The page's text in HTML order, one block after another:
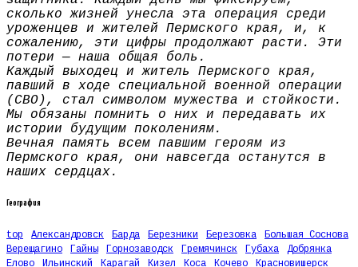
сколько жизней унесла эта операция среди
уроженцев и жителей Пермского края, и, к
сожалению, эти цифры продолжают расти. Эти
потери — наша общая боль.
Каждый выходец и житель Пермского края,
павший в ходе специальной военной операции
(СВО), стал символом мужества и стойкости.
Мы обязаны помнить о них и передавать их
истории будущим поколениям.
Вечная память всем павшим героям из
Пермского края, они навсегда останутся в
наших сердцах.
География
top Александровск Барда Березники Березовка
Большая Соснова
Верещагино
Гайны Горнозаводск Гремячинск Губаха
Добрянка
Елово
Ильинский Карагай Кизел Коса Кочево
Красновишерск